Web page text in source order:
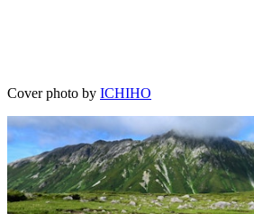
Cover photo by ICHIHO